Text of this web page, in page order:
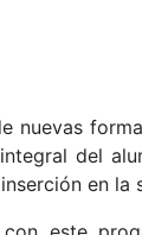
nuevas
del
en la